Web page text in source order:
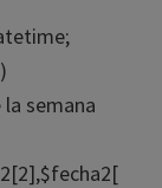
semana